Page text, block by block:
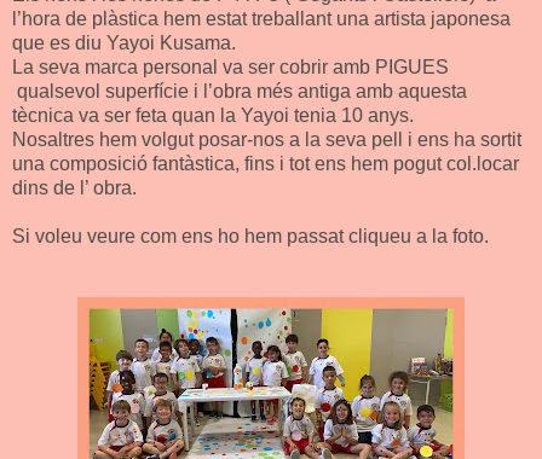
l’hora de plàstica hem estat treballant una artista japonesa
que es diu Yayoi Kusama.
La seva marca personal va ser cobrir amb PIGUES
qualsevol superfície i l’obra més antiga amb aquesta
tècnica va ser feta quan la Yayoi tenia 10 anys.
Nosaltres hem volgut posar-nos a la seva pell i ens ha sortit
una composició fantàstica, fins i tot ens hem pogut col.locar
dins de l’ obra.
Si voleu veure com ens ho hem passat cliqueu a la foto.